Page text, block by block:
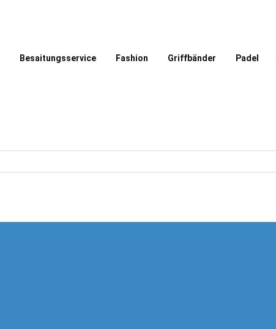
Besaitungsservice Fashion Griffbänder Padel